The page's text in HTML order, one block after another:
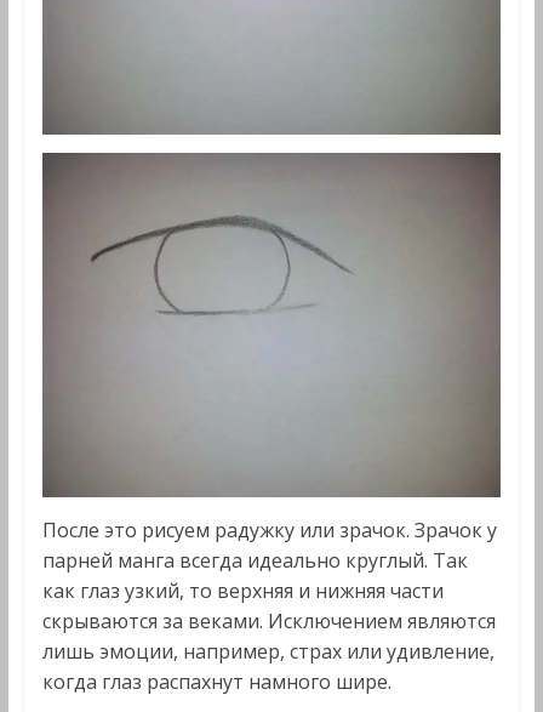
После это рисуем радужку или зрачок. Зрачок у
парней манга всегда идеально круглый. Так
как глаз узкий, то верхняя и нижняя части
скрываются за веками. Исключением являются
лишь эмоции, например, страх или удивление,
когда глаз распахнут намного шире.